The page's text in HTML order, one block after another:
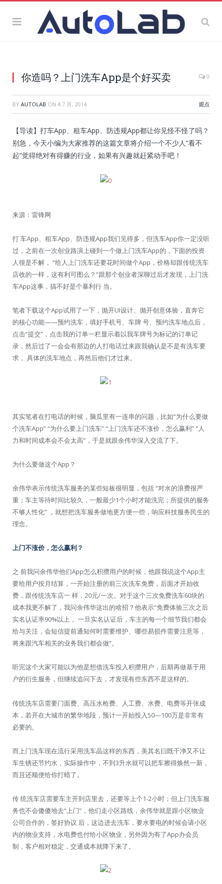
你造吗？上门洗车App是个好买卖 0
BY AUTOLAB ON 4 7 月, 2014 观点
【导读】打车App、租车App、防违规App都让你见怪不怪了吗？
别急，今天小编为大家推荐的这篇文章将介绍一个不少人“看不
起”觉得绝对有得赚的行业，如果有兴趣就赶紧动手吧！
来源：雷锋网
打 车App、租车App、防违规App我们见得多，但洗车App你一定没听
过，之前在一次创业路演上碰到一个做上门洗车App的，下面的投资
人很是不解， “给人上门洗车还要花时间做个App，价格却跟传统洗车
店收的一样，这有利可图么？”跟那个创业者深聊过后才发现，上门洗
车App这事，搞不好是个暴利行 当。
笔者下载这个App试用了一下，抛开UI设计、抛开创意体验，直奔它
的核心功能——预约洗车，填好手机号、车牌 号、预约洗车地点后，
点击“提交”，点击我的订单一栏显示着以我车牌号为标记的订单记
录，然后过了一会会有那边的人打电话过来跟我确认是不是有洗车要
求， 具体的洗车地点，再然后他们才过来。
其实笔者在打电话的时候，脑瓜里有一连串的问题，比如“为什么要做
个洗车App” “为什么要上门洗车” “上门洗车还不涨价，怎么赢利” “人
力和时间成本会不会太高”，于是就跟余伟华深入交流了下。
为什么要做这个App？
余伟华表示传统洗车服务的某些短板很明显，包括 “对水的浪费很严
重；车主等待时间比较久，一般最少1个小时才能洗完；所提供的服务
不够人性化” ，就想把洗车服务做地更方便一些，响应科技服务民生的
理念。
上门不涨价，怎么赢利？
之 前我问余伟华他们App怎么积攒用户的时候，他跟我说这个App主
要给用户按月结算，一开始注册的前三次洗车免费，后面才开始收
费，跟传统洗车店一 样，20元/一次。对于这个三次免费洗车60块的
成本我更不解了，我问余伟华这出的啥招？他表示“免费体验三次之后
实名认证率90%以上， 一旦实名认证后，车主的每一个细节我们都会
给与关注，会短信提前通知何时需要维护、哪些易损件需要注意等，
将来跟汽车相关的业务我们都会做”。
听完这个大家可能以为他是想借洗车投入积攒用户，后期再做基于用
户的衍生服务，但继续追问下去，才发现有些东西不是这样的。
传统洗车店需要门面费、高压水枪费、人工费、水费、电费等开张成
本，若开在大城市的繁华地段，预计一开始投入50—100万是非常有
必要的。
而上门洗车现在流行采用洗车晶这样的东西，美其名曰既干净又不让
车生锈还节约水，实际操作中，不到3升水就可以把车擦得焕然一新，
而且还顺便给你打蜡了。
传 统洗车店需要车主开到店里去，还要等上个1-2小时；但上门洗车服
务也不会傻傻地去“上门”，他们走小区路线，余伟华就是跟小区物业
公司合作的，签好协议 后，这边进去洗车，要水要电的时候会请小区
内的物业支持，水电费也付给小区物业，另外因为有了App办会员
制，客户相对稳定，交通成本就降下来了。